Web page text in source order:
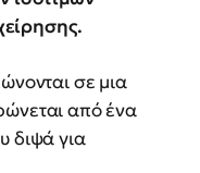
σε μια
από ένα
διψά για